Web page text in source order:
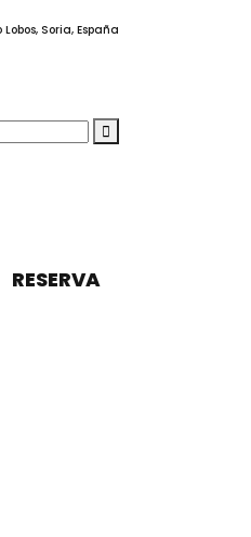
Soria, España
RESERVA